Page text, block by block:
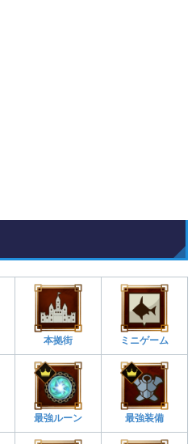
本拠街 ミニゲーム
最強ルーン 最強装備